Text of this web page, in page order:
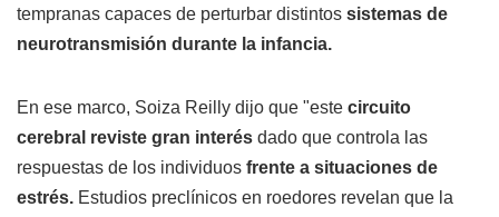
tempranas capaces de perturbar distintos sistemas de
neurotransmisión durante la infancia.
En ese marco, Soiza Reilly dijo que "este circuito
cerebral reviste gran interés dado que controla las
respuestas de los individuos frente a situaciones de
estrés. Estudios preclínicos en roedores revelan que la